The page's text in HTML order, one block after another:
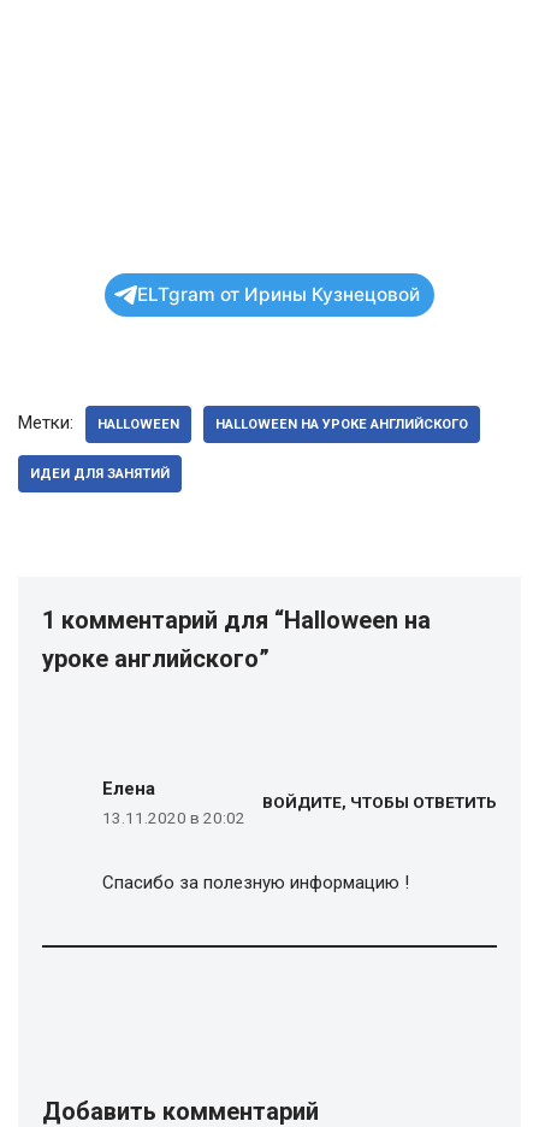
ELTgram от Ирины Кузнецовой
Метки: HALLOWEEN HALLOWEEN НА УРОКЕ АНГЛИЙСКОГО
ИДЕИ ДЛЯ ЗАНЯТИЙ
1 комментарий для “Halloween на
уроке английского”
Елена
13.11.2020 в 20:02
ВОЙДИТЕ, ЧТОБЫ ОТВЕТИТЬ
Спасибо за полезную информацию !
Добавить комментарий